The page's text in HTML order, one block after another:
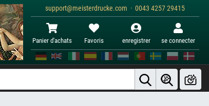
support@meisterdrucke.com · 0043 4257 29415
Panier d'achats Favoris enregistrer se connecter